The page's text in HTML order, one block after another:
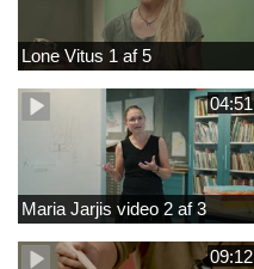
Lone Vitus 1 af 5
04:51
Maria Jarjis video 2 af 3
09:12